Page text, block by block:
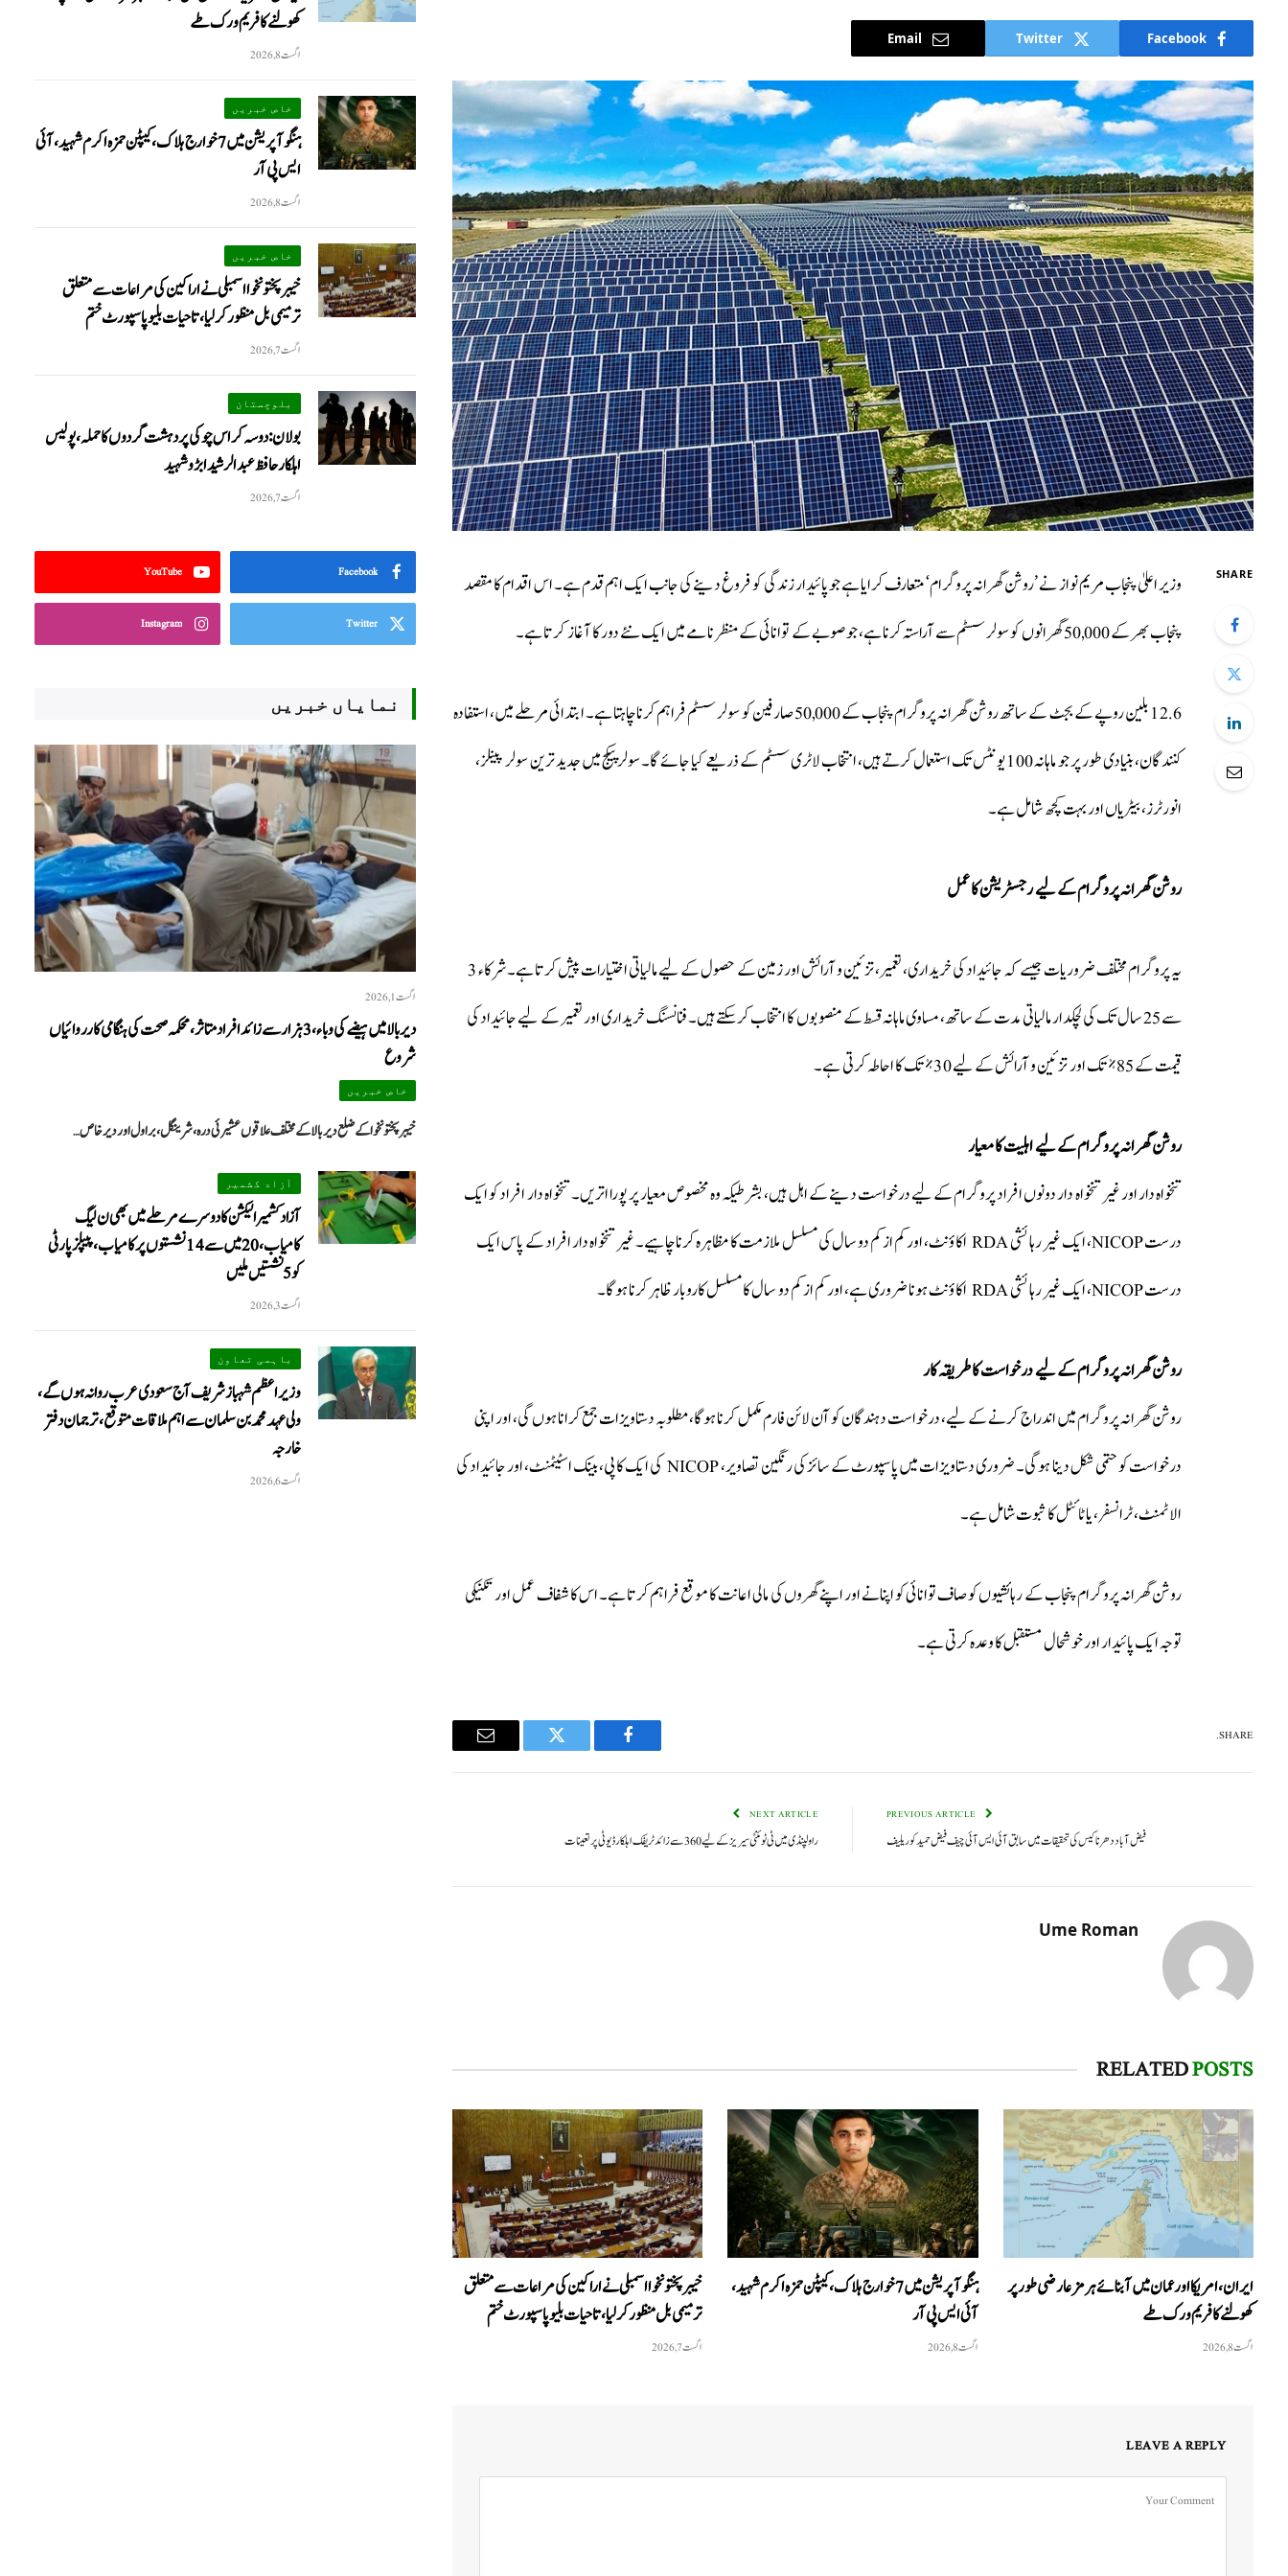
Facebook
Twitter
Email
SHARE
وزیر اعلیٰ پنجاب مریم نواز نے ’روشن گھرانہ پروگرام‘ متعارف کرایا ہے جو پائیدار زندگی کو فروغ دینے کی جانب ایک اہم قدم ہے۔ اس اقدام کا مقصد
پنجاب بھر کے 50,000 گھرانوں کو سولر سسٹم سے آراستہ کرنا ہے، جو صوبے کے توانائی کے منظر نامے میں ایک نئے دور کا آغاز کرتا ہے۔
12.6 بلین روپے کے بجٹ کے ساتھ روشن گھرانہ پروگرام پنجاب کے 50,000 صارفین کو سولر سسٹم فراہم کرنا چاہتا ہے۔ ابتدائی مرحلے میں، استفادہ
کنندگان، بنیادی طور پر جو ماہانہ 100 یونٹس تک استعمال کرتے ہیں، انتخاب لاٹری سسٹم کے ذریعے کیا جائے گا۔ سولر پیکج میں جدید ترین سولر پینلز،
انورٹرز، بیٹریاں اور بہت کچھ شامل ہے۔
روشن گھرانہ پروگرام کے لیے رجسٹریشن کا عمل
یہ پروگرام مختلف ضروریات جیسے کہ جائیداد کی خریداری، تعمیر، تزئین و آرائش اور زمین کے حصول کے لیے مالیاتی اختیارات پیش کرتا ہے۔ شرکاء 3
سے 25 سال تک کی لچکدار مالیاتی مدت کے ساتھ، مساوی ماہانہ قسط کے منصوبوں کا انتخاب کر سکتے ہیں۔ فنانسنگ خریداری اور تعمیر کے لیے جائیداد کی
قیمت کے 85% تک اور تزئین و آرائش کے لیے 30% تک کا احاطہ کرتی ہے۔
روشن گھرانہ پروگرام کے لیے اہلیت کا معیار
تنخواہ دار اور غیر تنخواہ دار دونوں افراد پروگرام کے لیے درخواست دینے کے اہل ہیں، بشرطیکہ وہ مخصوص معیار پر پورا اتریں۔ تنخواہ دار افراد کو ایک
درست NICOP، ایک غیر رہائشی RDA اکاؤنٹ، اور کم از کم دو سال کی مسلسل ملازمت کا مظاہرہ کرنا چاہیے۔ غیر تنخواہ دار افراد کے پاس ایک
درست NICOP، ایک غیر رہائشی RDA اکاؤنٹ ہونا ضروری ہے، اور کم از کم دو سال کا مسلسل کاروبار ظاہر کرنا ہوگا۔
روشن گھرانہ پروگرام کے لیے درخواست کا طریقہ کار
روشن گھرانہ پروگرام میں اندراج کرنے کے لیے، درخواست دہندگان کو آن لائن فارم مکمل کرنا ہوگا، مطلوبہ دستاویزات جمع کرانا ہوں گی، اور اپنی
درخواست کو حتمی شکل دینا ہوگی۔ ضروری دستاویزات میں پاسپورٹ کے سائز کی رنگین تصاویر، NICOP کی ایک کاپی، بینک اسٹیٹمنٹ، اور جائیداد کی
الاٹمنٹ، ٹرانسفر، یا ٹائٹل کا ثبوت شامل ہے۔
روشن گھرانہ پروگرام پنجاب کے رہائشیوں کو صاف توانائی کو اپنانے اور اپنے گھروں کی مالی اعانت کا موقع فراہم کرتا ہے۔ اس کا شفاف عمل اور تکنیکی
توجہ ایک پائیدار اور خوشحال مستقبل کا وعدہ کرتی ہے۔
SHARE.
Facebook
Twitter
Email
فیض آباد دھرنا کیس کی تحقیقات میں سابق آئی ایس آئی چیف فیض حمید کو ریلیف
NEXT ARTICLE
راولپنڈی میں ٹی ٹوئنٹی سیریز کے لیے 360 سے زائد ٹریفک اہلکار ڈیوٹی پر تعینات
Ume Roman
RELATEDPOSTS
ایران، امریکا اور عمان میں آبنائے ہرمز عارضی طور پر
کھولنے کا فریم ورک طے
اگست 8, 2026
ہنگو آپریشن میں 7 خوارج ہلاک، کیپٹن حمزہ اکرم شہید،
آئی ایس پی آر
اگست 8, 2026
خیبرپختونخوا اسمبلی نے اراکین کی مراعات سے متعلق
ترمیمی بل منظور کر لیا، تاحیات بلیو پاسپورٹ ختم
اگست 7, 2026
LEAVE A REPLY
کھولنے کا فریم ورک طے
اگست 8, 2026
خاص خبریں
ہنگو آپریشن میں 7 خوارج ہلاک، کیپٹن حمزہ اکرم شہید، آئی
ایس پی آر
اگست 8, 2026
خاص خبریں
خیبرپختونخوا اسمبلی نے اراکین کی مراعات سے متعلق
ترمیمی بل منظور کر لیا، تاحیات بلیو پاسپورٹ ختم
اگست 7, 2026
بلوچستان
بولان: دوسہ کراس چوکی پر دہشت گردوں کا حملہ، پولیس
اہلکار حافظ عبدالرشید ابڑو شہید
اگست 7, 2026
Facebook
YouTube
Twitter
Instagram
نمایاں خبریں
اگست 1, 2026
دیر بالا میں ہیضے کی وباء، 3 ہزار سے زائد افراد متاثر، محکمہ صحت کی ہنگامی کارروائیاں
شروع
خاص خبریں
خیبرپختونخوا کے ضلع دیر بالا کے مختلف علاقوں عشیرئی درہ، شرینگل، براول اور دیر خاص…
آزاد کشمیر
آزاد کشمیر الیکشن کا دوسرے مرحلے میں بھی ن لیگ
کامیاب، 20 میں سے 14 نشستوں پر کامیاب، پیپلزپارٹی
کو 5 نشستیں ملیں
اگست 3, 2026
باہمی تعاون
وزیراعظم شہباز شریف آج سعودی عرب روانہ ہوں گے،
ولی عہد محمد بن سلمان سے اہم ملاقات متوقع، ترجمان دفتر
خارجہ
اگست 6, 2026